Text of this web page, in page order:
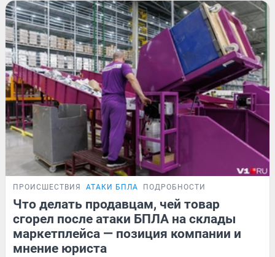
ПРОИСШЕСТВИЯ АТАКИ БПЛА ПОДРОБНОСТИ
Что делать продавцам, чей товар
сгорел после атаки БПЛА на склады
маркетплейса — позиция компании и
мнение юриста